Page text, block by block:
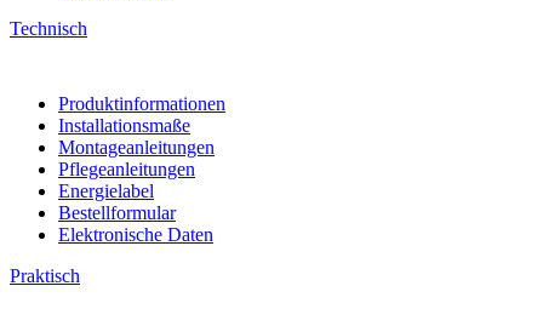
Technisch
Produktinformationen
Installationsmaße
Montageanleitungen
Pflegeanleitungen
Energielabel
Bestellformular
Elektronische Daten
Praktisch